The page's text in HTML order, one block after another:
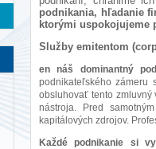
podnikania, hľadanie
ktorými uspokojujeme
Služby emitentom
en náš dominantný
podnikateľského zámeru
obsluhovať tento zmluvný
nástroja. Pred
kapitálových zdrojov.
Každé podnikanie si